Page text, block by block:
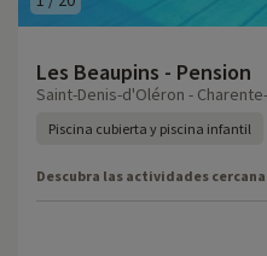
Les Beaupins - Pension
Saint-Denis-d'Oléron -
Piscina cubierta y piscina infantil
Descubra las actividades